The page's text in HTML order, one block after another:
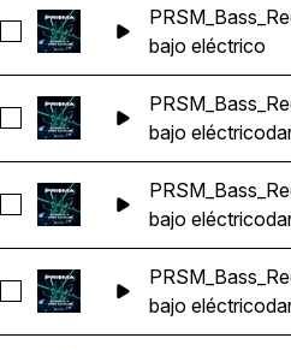
Seleccionar
bajo eléctrico
Seleccionar
bajo eléctrico
Seleccionar
bajo eléctrico
Seleccionar
bajo eléctrico